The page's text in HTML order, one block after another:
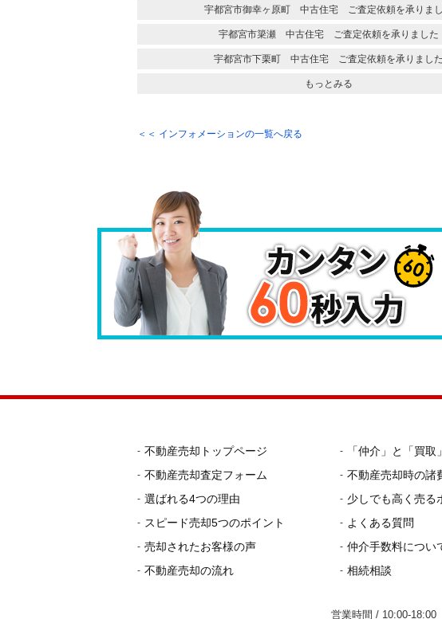
宇都宮市御幸ヶ原町 中古住宅 ご査定依頼を承りま
宇都宮市簗瀬 中古住宅 ご査定依頼を承りました
宇都宮市下栗町 中古住宅 ご査定依頼を承りました
もっとみる
＜＜ インフォメーションの一覧へ戻る
不動産売却トップページ
不動産売却査定フォーム
選ばれる4つの理由
スピード売却5つのポイント
売却されたお客様の声
不動産売却の流れ
「仲介」と「買取
不動産売却時の諸
少しでも高く売る
よくある質問
仲介手数料につい
相続相談
営業時間 / 10:00-